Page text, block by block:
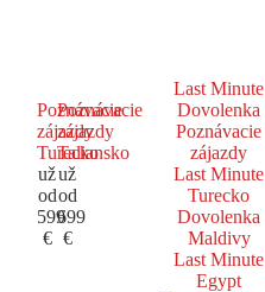
Poznávacie
zájazdy
Turecko
už
od
599
€
Poznávacie
zájazdy
Taliansko
už
od
699
€
Last Minute
Dovolenka
Poznávacie
zájazdy
Last Minute
Turecko
Dovolenka
Maldivy
Last Minute
Egypt